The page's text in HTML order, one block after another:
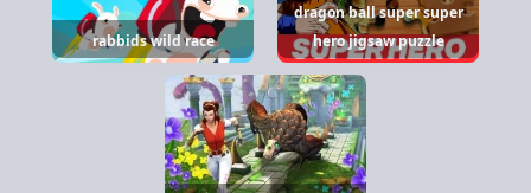
rabbids wild race
dragon ball super super
hero jigsaw puzzle